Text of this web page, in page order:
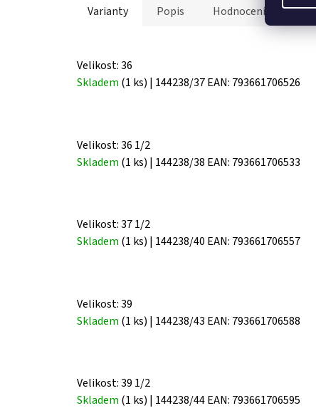
Varianty Popis Hodnocení (4)
Velikost: 36
Skladem (1 ks) | 144238/37EAN: 793661706526
Velikost: 36 1/2
Skladem (1 ks) | 144238/38 EAN: 793661706533
Velikost: 37 1/2
Skladem (1 ks) | 144238/40 EAN: 793661706557
Velikost: 39
Skladem (1 ks) | 144238/43 EAN: 793661706588
Velikost: 39 1/2
Skladem (1 ks) | 144238/44EAN: 793661706595